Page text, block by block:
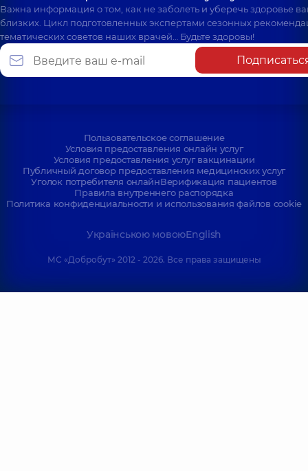
Важна информация о том, как не заболеть и уберечь здоровье
близких. Цикл подготовленных экспертами сезонных
тематических советов наших врачей… Будьте здоровы!
Пользовательское соглашение
Условия предоставления онлайн услуг
Условия предоставления услуг вакцинации
Публичный договор предоставления медицинских услуг
Уголок потребителя онлайнВерификация пациентов
Правила внутреннего распорядка
Политика конфиденциальности и использования файлов cookie
Українською мовоюEnglish
МС «Добробут» 2012 - 2026. Все права защищены